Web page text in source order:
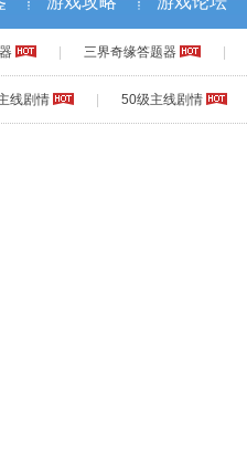
三界奇缘答题器
线剧情 50级主线剧情